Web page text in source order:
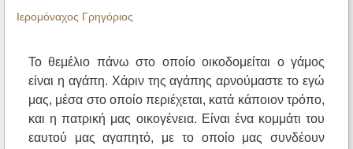
Ιερομόναχος Γρηγόριος
Το θεμέλιο πάνω στο οποίο οικοδομείται ο γάμος
είναι η αγάπη. Χάριν της αγάπης αρνούμαστε το εγώ
μας, μέσα στο οποίο περιέχεται, κατά κάποιον τρόπο,
και η πατρική μας οικογένεια. Είναι ένα κομμάτι του
εαυτού μας αγαπητό, με το οποίο μας συνδέουν